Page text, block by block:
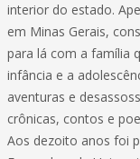
interior do estado.
em Minas Gerais,
para lá com a família
infância e a
aventuras e
crônicas, contos e
Aos dezoito anos foi